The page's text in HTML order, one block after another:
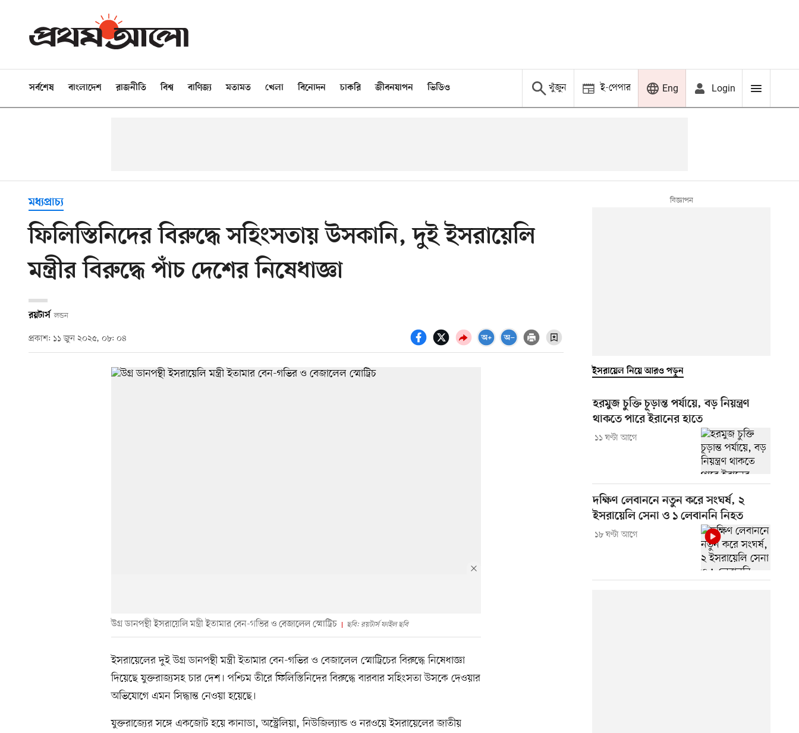
সর্বশেষ বাংলাদেশ রাজনীতি বিশ্ব বাণিজ্য মতামত খেলা বিনোদন চাকরি জীবনযাপন ভিডিও খুঁজুন ই-পেপার Eng Login
মধ্যপ্রাচ্য
ফিলিস্তিনিদের বিরুদ্ধে সহিংসতায় উসকানি, দুই ইসরায়েলি
মন্ত্রীর বিরুদ্ধে পাঁচ দেশের নিষেধাজ্ঞা
রয়টার্স লন্ডন
প্রকাশ: ১১ জুন ২০২৫, ০৮: ০৪
উগ্র ডানপন্থী ইসরায়েলি মন্ত্রী ইতামার বেন-গভির ও বেজালেল স্মোট্রিচ ছবি: রয়টার্স ফাইল ছবি
ইসরায়েলের দুই উগ্র ডানপন্থী মন্ত্রী ইতামার বেন-গভির ও বেজালেল স্মোট্রিচের বিরুদ্ধে নিষেধাজ্ঞা
দিয়েছে যুক্তরাজ্যসহ চার দেশ। পশ্চিম তীরে ফিলিস্তিনিদের বিরুদ্ধে বারবার সহিংসতা উসকে দেওয়ার
অভিযোগে এমন সিদ্ধান্ত নেওয়া হয়েছে।
যুক্তরাজ্যের সঙ্গে একজোট হয়ে কানাডা, অস্ট্রেলিয়া, নিউজিল্যান্ড ও নরওয়ে ইসরায়েলের জাতীয়
ইসরায়েল নিয়ে আরও পড়ুন
হরমুজ চুক্তি চূড়ান্ত পর্যায়ে, বড় নিয়ন্ত্রণ
থাকতে পারে ইরানের হাতে
১১ ঘণ্টা আগে
দক্ষিণ লেবাননে নতুন করে সংঘর্ষ, ২
ইসরায়েলি সেনা ও ১ লেবাননি নিহত
১৮ ঘণ্টা আগে